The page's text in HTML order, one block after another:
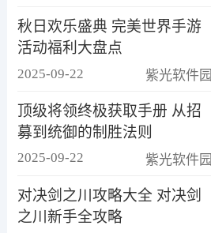
秋日欢乐盛典 完美世界手游
活动福利大盘点
2025-09-22 紫光软件园
顶级将领终极获取手册 从招
募到统御的制胜法则
2025-09-22 紫光软件园
对决剑之川攻略大全 对决剑
之川新手全攻略